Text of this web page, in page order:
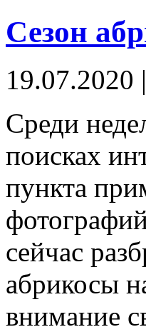
Сезон
19.07.2020
Среди
поисках
пункта
сейчас
абрикосы
внимание